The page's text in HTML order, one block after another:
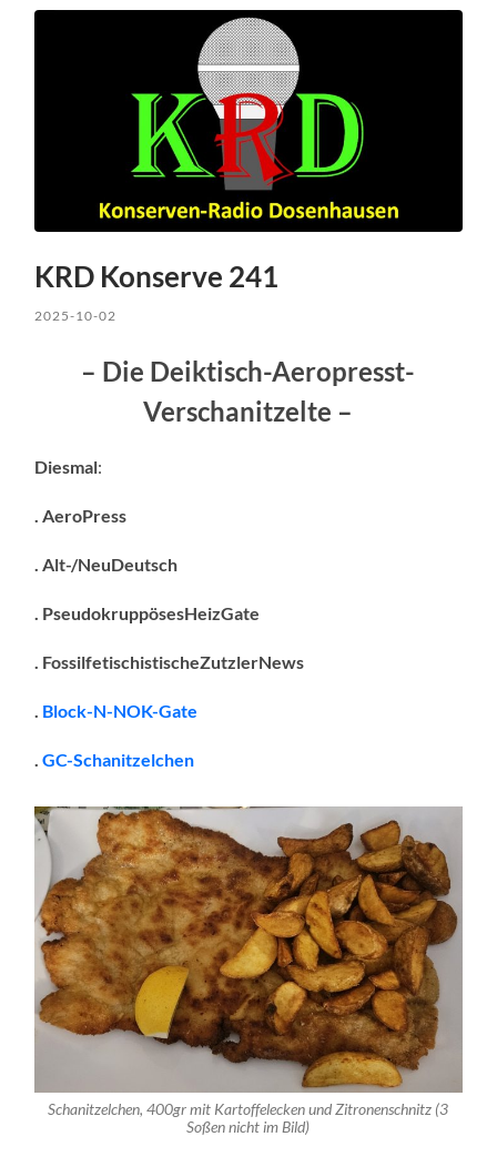
KRD Konserve 241
2025-10-02
– Die Deiktisch-Aeropresst-
Verschanitzelte –
Diesmal:
. AeroPress
. Alt-/NeuDeutsch
. PseudokruppösesHeizGate
. FossilfetischistischeZutzlerNews
. Block-N-NOK-Gate
.GC-Schanitzelchen
Schanitzelchen, 400gr mit Kartoffelecken und Zitronenschnitz (3
Soßen nicht im Bild)